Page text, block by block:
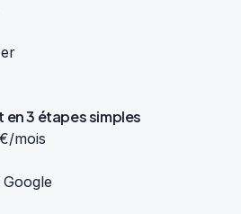
en3 étapes simples
mois